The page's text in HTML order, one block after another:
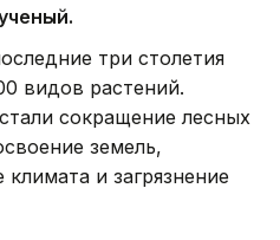
три столетия
видов растений.
сокращение лесных
земель,
и загрязнение